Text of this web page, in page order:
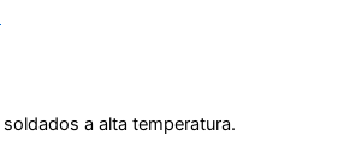
a alta temperatura.